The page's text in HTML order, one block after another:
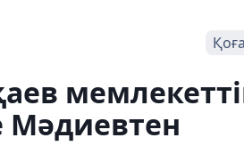
Мәдиевтен